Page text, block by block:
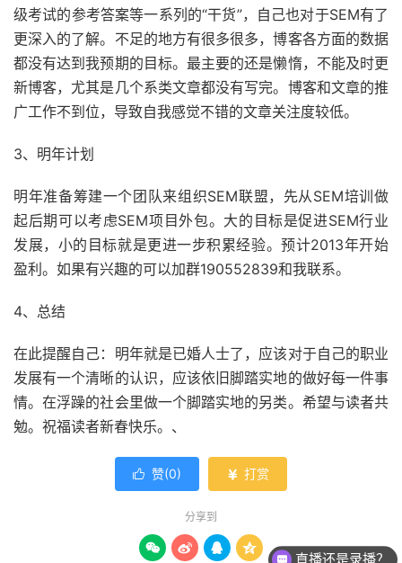
级考试的参考答案等一系列的“干货”，自己也对于SEM有了
更深入的了解。不足的地方有很多很多，博客各方面的数据
都没有达到我预期的目标。最主要的还是懒惰，不能及时更
新博客，尤其是几个系类文章都没有写完。博客和文章的推
广工作不到位，导致自我感觉不错的文章关注度较低。
3、明年计划
明年准备筹建一个团队来组织SEM联盟，先从SEM培训做
起后期可以考虑SEM项目外包。大的目标是促进SEM行业
发展，小的目标就是更进一步积累经验。预计2013年开始
盈利。如果有兴趣的可以加群190552839和我联系。
4、总结
在此提醒自己：明年就是已婚人士了，应该对于自己的职业
发展有一个清晰的认识，应该依旧脚踏实地的做好每一件事
情。在浮躁的社会里做一个脚踏实地的另类。希望与读者共
勉。祝福读者新春快乐。、
 赞(0)  打赏
分享到
   
直播还是录播？